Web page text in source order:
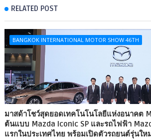
RELATED POST
BANGKOK INTERNATIONAL MOTOR SHOW 46TH
มาสด้าโชว์สุดยอดเทคโนโนโลยีแห่งอนาคต
ต้นแบบ Mazda Iconic SP และรถไฟฟ้า
แรกในประเทศไทย พร้อมเปิดตัวรถยนต์รุ่นใ